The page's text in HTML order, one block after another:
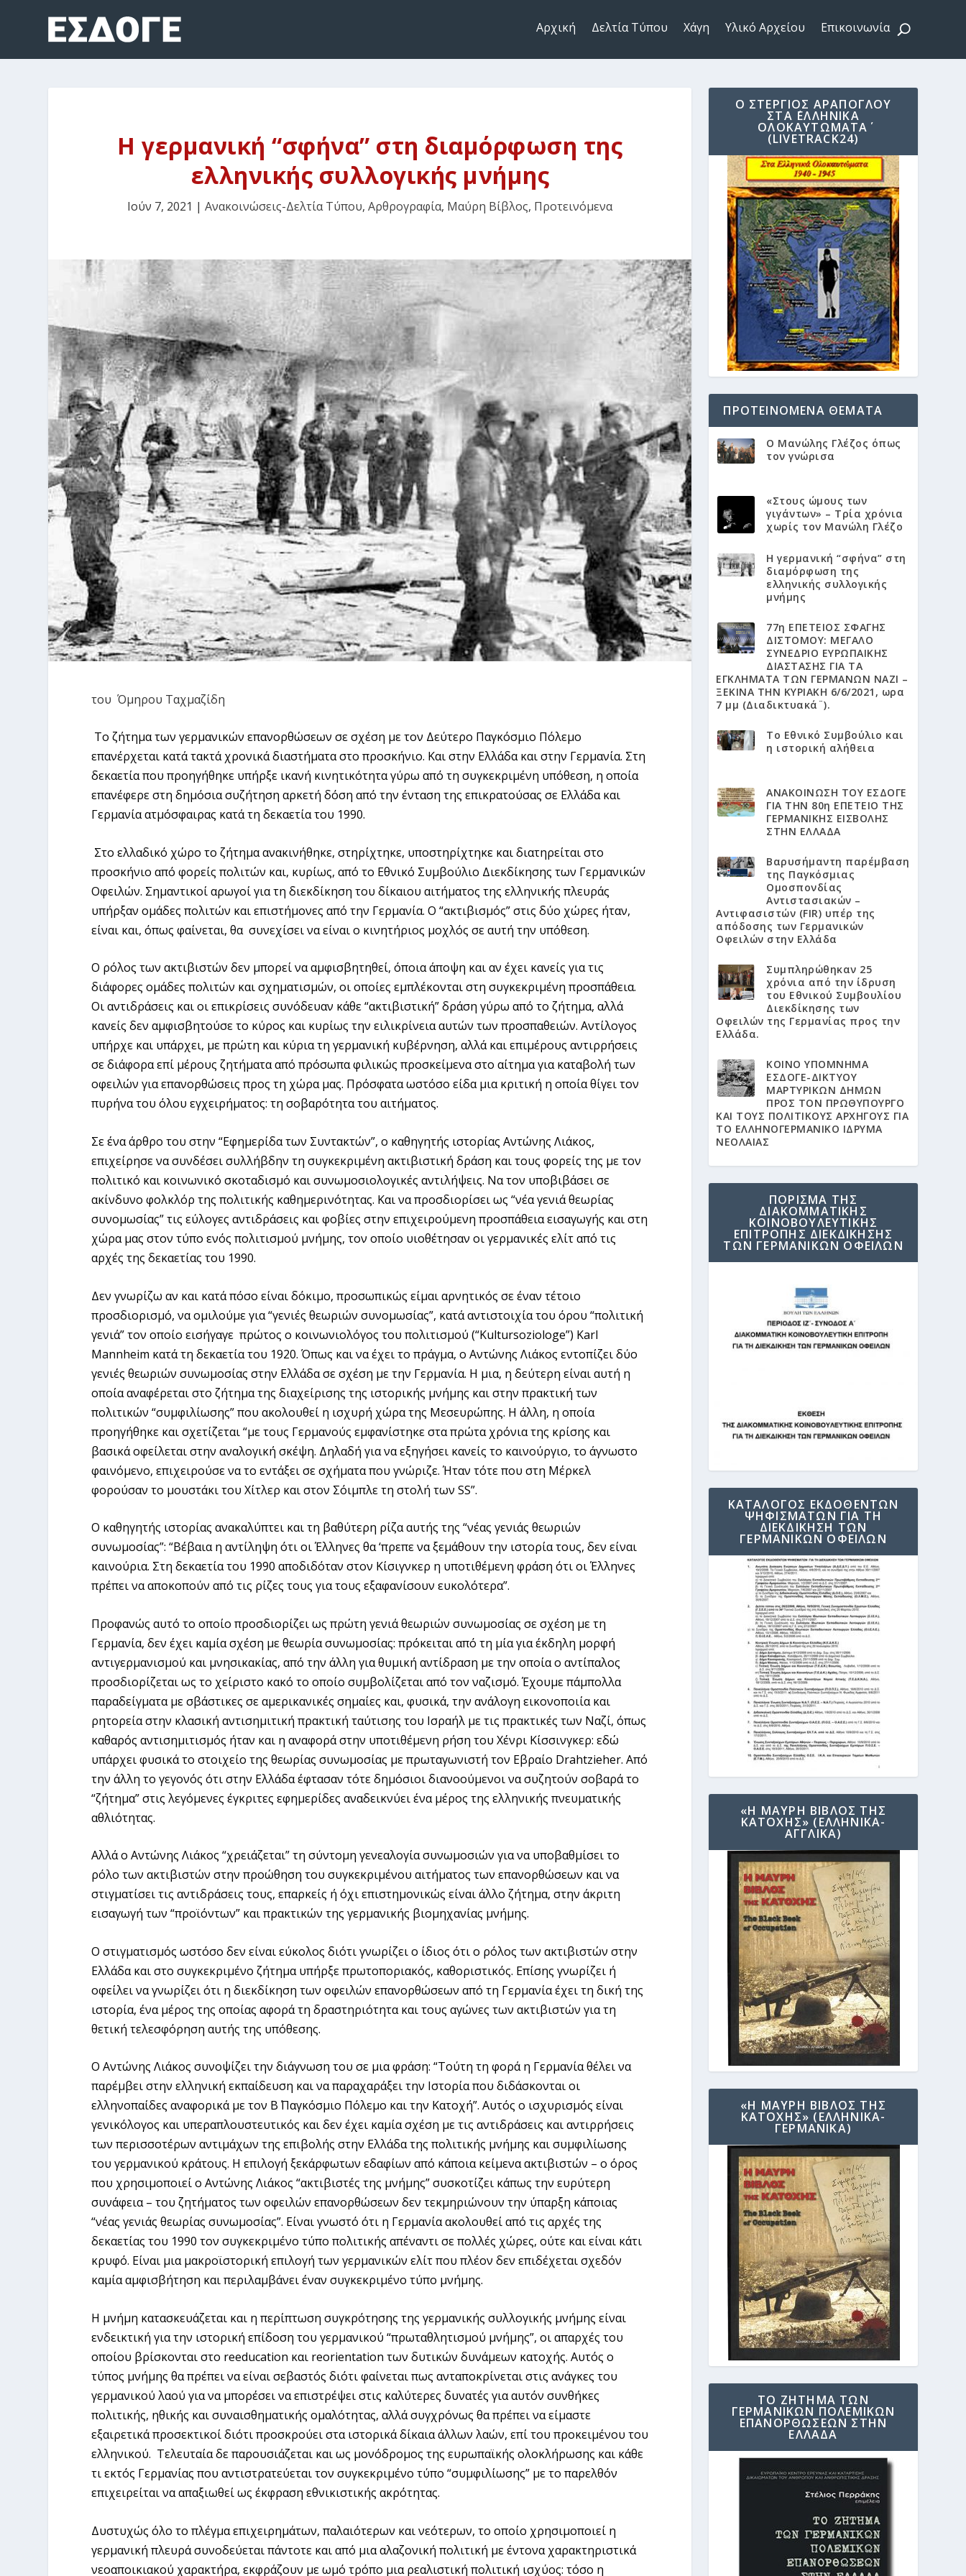
Αρχική Δελτία Τύπου Χάγη Υλικό Αρχείου Επικοινωνία
Η γερμανική “σφήνα” στη διαμόρφωση της
ελληνικής συλλογικής μνήμης
Ιούν 7, 2021 |Ανακοινώσεις-Δελτία Τύπου,Αρθρογραφία, Μαύρη Βίβλος, Προτεινόμενα
του Όμηρου Ταχμαζίδη
Το ζήτημα των γερμανικών επανορθώσεων σε σχέση με τον Δεύτερο Παγκόσμιο Πόλεμο
επανέρχεται κατά τακτά χρονικά διαστήματα στο προσκήνιο. Και στην Ελλάδα και στην Γερμανία. Στη
δεκαετία που προηγήθηκε υπήρξε ικανή κινητικότητα γύρω από τη συγκεκριμένη υπόθεση, η οποία
επανέφερε στη δημόσια συζήτηση αρκετή δόση από την ένταση της επικρατούσας σε Ελλάδα και
Γερμανία ατμόσφαιρας κατά τη δεκαετία του 1990.
Στο ελλαδικό χώρο το ζήτημα ανακινήθηκε, στηρίχτηκε, υποστηρίχτηκε και διατηρείται στο
προσκήνιο από φορείς πολιτών και, κυρίως, από το Εθνικό Συμβούλιο Διεκδίκησης των Γερμανικών
Οφειλών. Σημαντικοί αρωγοί για τη διεκδίκηση του δίκαιου αιτήματος της ελληνικής πλευράς
υπήρξαν ομάδες πολιτών και επιστήμονες από την Γερμανία. Ο “ακτιβισμός” στις δύο χώρες ήταν,
είναι και, όπως φαίνεται, θα συνεχίσει να είναι ο κινητήριος μοχλός σε αυτή την υπόθεση.
Ο ρόλος των ακτιβιστών δεν μπορεί να αμφισβητηθεί, όποια άποψη και αν έχει κανείς για τις
διάφορες ομάδες πολιτών και σχηματισμών, οι οποίες εμπλέκονται στη συγκεκριμένη προσπάθεια.
Οι αντιδράσεις και οι επικρίσεις συνόδευαν κάθε “ακτιβιστική” δράση γύρω από το ζήτημα, αλλά
κανείς δεν αμφισβητούσε το κύρος και κυρίως την ειλικρίνεια αυτών των προσπαθειών. Αντίλογος
υπήρχε και υπάρχει, με πρώτη και κύρια τη γερμανική κυβέρνηση, αλλά και επιμέρους αντιρρήσεις
σε διάφορα επί μέρους ζητήματα από πρόσωπα φιλικώς προσκείμενα στο αίτημα για καταβολή των
οφειλών για επανορθώσεις προς τη χώρα μας. Πρόσφατα ωστόσο είδα μια κριτική η οποία θίγει τον
πυρήνα του όλου εγχειρήματος: τη σοβαρότητα του αιτήματος.
Σε ένα άρθρο του στην “Εφημερίδα των Συντακτών”, ο καθηγητής ιστορίας Αντώνης Λιάκος,
επιχείρησε να συνδέσει συλλήβδην τη συγκεκριμένη ακτιβιστική δράση και τους φορείς της με τον
πολιτικό και κοινωνικό σκοταδισμό και συνωμοσιολογικές αντιλήψεις. Να τον υποβιβάσει σε
ακίνδυνο φολκλόρ της πολιτικής καθημερινότητας. Και να προσδιορίσει ως “νέα γενιά θεωρίας
συνομωσίας” τις εύλογες αντιδράσεις και φοβίες στην επιχειρούμενη προσπάθεια εισαγωγής και στη
χώρα μας στον τύπο ενός πολιτισμού μνήμης, τον οποίο υιοθέτησαν οι γερμανικές ελίτ από τις
αρχές της δεκαετίας του 1990.
Δεν γνωρίζω αν και κατά πόσο είναι δόκιμο, προσωπικώς είμαι αρνητικός σε έναν τέτοιο
προσδιορισμό, να ομιλούμε για “γενιές θεωριών συνομωσίας”, κατά αντιστοιχία του όρου “πολιτική
γενιά” τον οποίο εισήγαγε πρώτος ο κοινωνιολόγος του πολιτισμού (“Kultursoziologe”) Karl
Mannheim κατά τη δεκαετία του 1920. Όπως και να έχει το πράγμα, ο Αντώνης Λιάκος εντοπίζει δύο
γενιές θεωριών συνωμοσίας στην Ελλάδα σε σχέση με την Γερμανία. Η μια, η δεύτερη είναι αυτή η
οποία αναφέρεται στο ζήτημα της διαχείρισης της ιστορικής μνήμης και στην πρακτική των
πολιτικών “συμφιλίωσης” που ακολουθεί η ισχυρή χώρα της Μεσευρώπης. Η άλλη, η οποία
προηγήθηκε και σχετίζεται “με τους Γερμανούς εμφανίστηκε στα πρώτα χρόνια της κρίσης και
βασικά οφείλεται στην αναλογική σκέψη. Δηλαδή για να εξηγήσει κανείς το καινούργιο, το άγνωστο
φαινόμενο, επιχειρούσε να το εντάξει σε σχήματα που γνώριζε. Ήταν τότε που στη Μέρκελ
φορούσαν το μουστάκι του Χίτλερ και στον Σόιμπλε τη στολή των SS”.
Ο καθηγητής ιστορίας ανακαλύπτει και τη βαθύτερη ρίζα αυτής της “νέας γενιάς θεωριών
συνωμοσίας”: “Βέβαια η αντίληψη ότι οι Έλληνες θα ‘πρεπε να ξεμάθουν την ιστορία τους, δεν είναι
καινούρια. Στη δεκαετία του 1990 αποδιδόταν στον Κίσιγνκερ η υποτιθέμενη φράση ότι οι Έλληνες
πρέπει να αποκοπούν από τις ρίζες τους για τους εξαφανίσουν ευκολότερα”.
Προφανώς αυτό το οποίο προσδιορίζει ως πρώτη γενιά θεωριών συνωμοσίας σε σχέση με τη
Γερμανία, δεν έχει καμία σχέση με θεωρία συνωμοσίας: πρόκειται από τη μία για έκδηλη μορφή
αντιγερμανισμού και μνησικακίας, από την άλλη για θυμική αντίδραση με την οποία ο αντίπαλος
προσδιορίζεται ως το χείριστο κακό το οποίο συμβολίζεται από τον ναζισμό. Έχουμε πάμπολλα
παραδείγματα με σβάστικες σε αμερικανικές σημαίες και, φυσικά, την ανάλογη εικονοποιία και
ρητορεία στην κλασική αντισημιτική πρακτική ταύτισης του Ισραήλ με τις πρακτικές των Ναζί, όπως
καθαρός αντισημιτισμός ήταν και η αναφορά στην υποτιθέμενη ρήση του Χένρι Κίσσινγκερ: εδώ
υπάρχει φυσικά το στοιχείο της θεωρίας συνωμοσίας με πρωταγωνιστή τον Εβραίο Drahtzieher. Από
την άλλη το γεγονός ότι στην Ελλάδα έφτασαν τότε δημόσιοι διανοούμενοι να συζητούν σοβαρά το
“ζήτημα” στις λεγόμενες έγκριτες εφημερίδες αναδεικνύει ένα μέρος της ελληνικής πνευματικής
αθλιότητας.
Αλλά ο Αντώνης Λιάκος “χρειάζεται” τη σύντομη γενεαλογία συνωμοσιών για να υποβαθμίσει το
ρόλο των ακτιβιστών στην προώθηση του συγκεκριμένου αιτήματος των επανορθώσεων και να
στιγματίσει τις αντιδράσεις τους, επαρκείς ή όχι επιστημονικώς είναι άλλο ζήτημα, στην άκριτη
εισαγωγή των “προϊόντων” και πρακτικών της γερμανικής βιομηχανίας μνήμης.
Ο στιγματισμός ωστόσο δεν είναι εύκολος διότι γνωρίζει ο ίδιος ότι ο ρόλος των ακτιβιστών στην
Ελλάδα και στο συγκεκριμένο ζήτημα υπήρξε πρωτοποριακός, καθοριστικός. Επίσης γνωρίζει ή
οφείλει να γνωρίζει ότι η διεκδίκηση των οφειλών επανορθώσεων από τη Γερμανία έχει τη δική της
ιστορία, ένα μέρος της οποίας αφορά τη δραστηριότητα και τους αγώνες των ακτιβιστών για τη
θετική τελεσφόρηση αυτής της υπόθεσης.
Ο Αντώνης Λιάκος συνοψίζει την διάγνωση του σε μια φράση: “Τούτη τη φορά η Γερμανία θέλει να
παρέμβει στην ελληνική εκπαίδευση και να παραχαράξει την Ιστορία που διδάσκονται οι
ελληνοπαίδες αναφορικά με τον Β΄ Παγκόσμιο Πόλεμο και την Κατοχή”. Αυτός ο ισχυρισμός είναι
γενικόλογος και υπεραπλουστευτικός και δεν έχει καμία σχέση με τις αντιδράσεις και αντιρρήσεις
των περισσοτέρων αντιμάχων της επιβολής στην Ελλάδα της πολιτικής μνήμης και συμφιλίωσης
του γερμανικού κράτους. Η επιλογή ξεκάρφωτων εδαφίων από κάποια κείμενα ακτιβιστών – ο όρος
που χρησιμοποιεί ο Αντώνης Λιάκος “ακτιβιστές της μνήμης” συσκοτίζει κάπως την ευρύτερη
συνάφεια – του ζητήματος των οφειλών επανορθώσεων δεν τεκμηριώνουν την ύπαρξη κάποιας
“νέας γενιάς θεωρίας συνωμοσίας”. Είναι γνωστό ότι η Γερμανία ακολουθεί από τις αρχές της
δεκαετίας του 1990 τον συγκεκριμένο τύπο πολιτικής απέναντι σε πολλές χώρες, ούτε και είναι κάτι
κρυφό. Είναι μια μακροϊστορική επιλογή των γερμανικών ελίτ που πλέον δεν επιδέχεται σχεδόν
καμία αμφισβήτηση και περιλαμβάνει έναν συγκεκριμένο τύπο μνήμης.
Η μνήμη κατασκευάζεται και η περίπτωση συγκρότησης της γερμανικής συλλογικής μνήμης είναι
ενδεικτική για την ιστορική επίδοση του γερμανικού “πρωταθλητισμού μνήμης”, οι απαρχές του
οποίου βρίσκονται στο reeducation και reorientation των δυτικών δυνάμεων κατοχής. Αυτός ο
τύπος μνήμης θα πρέπει να είναι σεβαστός διότι φαίνεται πως ανταποκρίνεται στις ανάγκες του
γερμανικού λαού για να μπορέσει να επιστρέψει στις καλύτερες δυνατές για αυτόν συνθήκες
πολιτικής, ηθικής και συναισθηματικής ομαλότητας, αλλά συγχρόνως θα πρέπει να είμαστε
εξαιρετικά προσεκτικοί διότι προσκρούει στα ιστορικά δίκαια άλλων λαών, επί του προκειμένου του
ελληνικού. Τελευταία δε παρουσιάζεται και ως μονόδρομος της ευρωπαϊκής ολοκλήρωσης και κάθε
τι εκτός Γερμανίας που αντιστρατεύεται τον συγκεκριμένο τύπο “συμφιλίωσης” με το παρελθόν
επιχειρείται να απαξιωθεί ως έκφραση εθνικιστικής ακρότητας.
Δυστυχώς όλο το πλέγμα επιχειρημάτων, παλαιότερων και νεότερων, το οποίο χρησιμοποιεί η
γερμανική πλευρά συνοδεύεται πάντοτε και από μια αλαζονική πολιτική με έντονα χαρακτηριστικά
νεοαποικιακού χαρακτήρα, εκφράζουν με ωμό τρόπο μια ρεαλιστική πολιτική ισχύος: τόσο η
Ο ΣΤΈΡΓΙΟΣ ΑΡΆΠΟΓΛΟΥ
ΣΤΑ ΄ΕΛΛΗΝΙΚΆ
ΟΛΟΚΑΥΤΏΜΑΤΑ΄
(LIVETRACK24)
ΠΡΟΤΕΙΝΌΜΕΝΑ ΘΈΜΑΤΑ
Ο Μανώλης Γλέζος όπως
τον γνώρισα
«Στους ώμους των
γιγάντων» – Τρία χρόνια
χωρίς τον Μανώλη Γλέζο
Η γερμανική “σφήνα” στη
διαμόρφωση της
ελληνικής συλλογικής
μνήμης
77η ΕΠΕΤΕΙΟΣ ΣΦΑΓΗΣ
ΔΙΣΤΟΜΟΥ: ΜΕΓΑΛΟ
ΣΥΝΕΔΡΙΟ ΕΥΡΩΠΑΙΚΗΣ
ΔΙΑΣΤΑΣΗΣ ΓΙΑ ΤΑ
ΕΓΚΛΗΜΑΤΑ ΤΩΝ ΓΕΡΜΑΝΩΝ ΝΑΖΙ –
ΞΕΚΙΝΑ ΤΗΝ ΚΥΡΙΑΚΗ 6/6/2021, ωρα
7 μμ (Διαδικτυακά¨).
Το Εθνικό Συμβούλιο και
η ιστορική αλήθεια
ΑΝΑΚΟΙΝΩΣΗ ΤΟΥ ΕΣΔΟΓΕ
ΓΙΑ ΤΗΝ 80η ΕΠΕΤΕΙΟ ΤΗΣ
ΓΕΡΜΑΝΙΚΗΣ ΕΙΣΒΟΛΗΣ
ΣΤΗΝ ΕΛΛΑΔΑ
Βαρυσήμαντη παρέμβαση
της Παγκόσμιας
Ομοσπονδίας
Αντιστασιακών –
Αντιφασιστών (FIR) υπέρ της
απόδοσης των Γερμανικών
Οφειλών στην Ελλάδα
Συμπληρώθηκαν 25
χρόνια από την ίδρυση
του Εθνικού Συμβουλίου
Διεκδίκησης των
Οφειλών της Γερμανίας προς την
Ελλάδα.
KΟΙΝΟ ΥΠΟΜΝΗΜΑ
ΕΣΔΟΓΕ-ΔΙΚΤΥΟΥ
ΜΑΡΤΥΡΙΚΩΝ ΔΗΜΩΝ
ΠΡΟΣ ΤΟΝ ΠΡΩΘΥΠΟΥΡΓΟ
ΚΑΙ ΤΟΥΣ ΠΟΛΙΤΙΚΟΥΣ ΑΡΧΗΓΟΥΣ ΓΙΑ
ΤΟ ΕΛΛΗΝΟΓΕΡΜΑΝΙΚΟ ΙΔΡΥΜΑ
ΝΕΟΛΑΙΑΣ
ΠΟΡΙΣΜΑ ΤΗΣ
ΔΙΑΚΟΜΜΑΤΙΚΗΣ
ΚΟΙΝΟΒΟΥΛΕΥΤΙΚΗΣ
ΕΠΙΤΡΟΠΗΣ ΔΙΕΚΔΙΚΗΣΗΣ
ΤΩΝ ΓΕΡΜΑΝΙΚΩΝ ΟΦΕΙΛΩΝ
ΚΑΤΑΛΟΓΟΣ ΕΚΔΟΘΕΝΤΩΝ
ΨΗΦΙΣΜΑΤΩΝ ΓΙΑ ΤΗ
ΔΙΕΚΔΙΚΗΣΗ ΤΩΝ
ΓΕΡΜΑΝΙΚΩΝ ΟΦΕΙΛΩΝ
«Η ΜΑΥΡΗ ΒΙΒΛΟΣ ΤΗΣ
ΚΑΤΟΧΗΣ» (ΕΛΛΗΝΙΚΑ-
ΑΓΓΛΙΚΑ)
«Η ΜΑΥΡΗ ΒΙΒΛΟΣ ΤΗΣ
ΚΑΤΟΧΗΣ» (ΕΛΛΗΝΙΚΑ-
ΓΕΡΜΑΝΙΚΑ)
ΤΟ ΖΗΤΗΜΑ ΤΩΝ
ΓΕΡΜΑΝΙΚΩΝ ΠΟΛΕΜΙΚΩΝ
ΕΠΑΝΟΡΘΩΣΕΩΝ ΣΤΗΝ
ΕΛΛΑΔΑ